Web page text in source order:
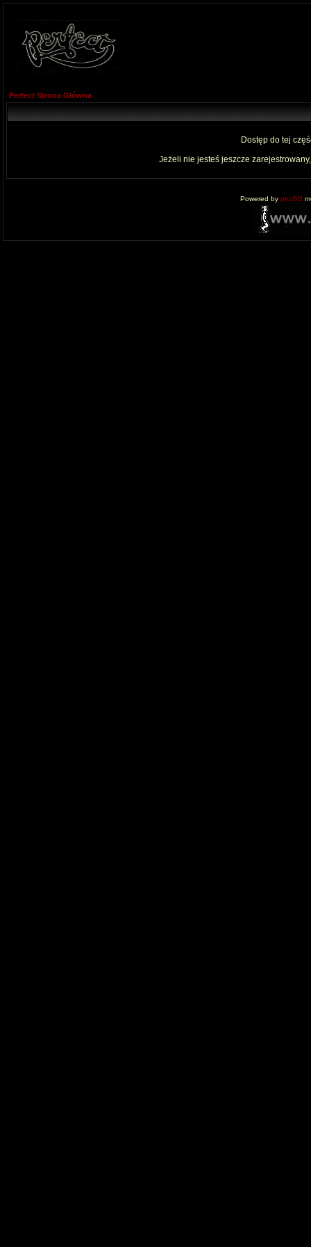
Perfect Strona Główna
Dostęp do tej
Jeżeli nie jesteś jeszcze
Powered by phpBB